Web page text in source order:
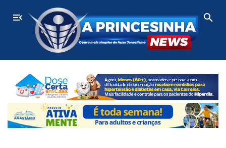
ÚLTIMAS
Bebê de 10 meses cai do colo e bate a cabeça durante